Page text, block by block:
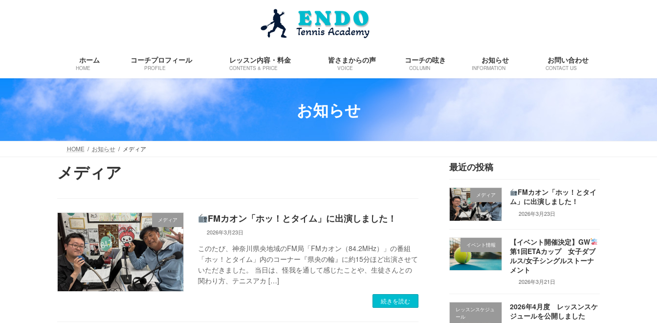
ス
ッ
プ
ン
移
動
ホーム
HOME
コーチプロフィール
PROFILE
レッスン内容・料金
CONTENTS & PRICE
皆さまからの声
VOICE
コーチの呟き
COLUMN
お知らせ
INFORMATION
お問い合わせ
CONTACT US
お知らせ
HOME お知らせ メディア
メディア
メディア FMカオン「ホッ！とタイム」に出演しました！
2026年3月23日
このたび、神奈川県央地域のFM局「FMカオン（84.2MHz）」の番組
「ホッ！とタイム」内のコーナー『県央の輪』に約15分ほど出演させて
いただきました。 当日は、怪我を通して感じたことや、生徒さんとの
関わり方、テニスアカ […]
続きを読む
最近の投稿
メディア
FMカオン「ホッ！とタイ
ム」に出演しました！
2026年3月23日
イベント情報
【イベント開催決定】GW
第1回ETAカップ 女子ダブ
ルス/女子シングルストーナ
メント
2026年3月21日
レッスンスケジュ
ール
2026年4月度 レッスンスケ
ジュールを公開しました